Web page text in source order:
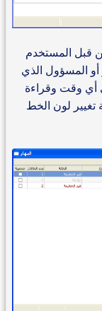
قبل المستخدم
المسؤول الذي
أي وقت وقراءة
تغيير لون الخط